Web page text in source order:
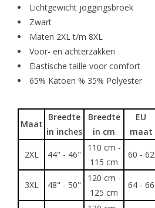
Lichtgewicht joggingsbroek
Zwart
Maten 2XL t/m 8XL
Voor- en achterzakken
Elastische taille voor comfort
65% Katoen % 35% Polyester
Maat
Breedte
in inches
Breedte
in cm
EU
maat
2XL 44" - 46"
110 cm -
115 cm
60 - 62
3XL 48" - 50"
120 cm -
125 cm
64 - 66